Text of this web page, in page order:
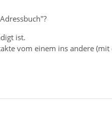
ist.
vom einem ins andere